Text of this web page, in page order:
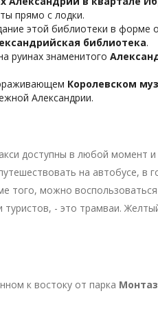
прямо с лодки.
этой библиотеки в форме
библиотека.
руинах знаменитого
Королевском
Александрии.
доступны в любой момент
на автобусе, в
того, можно
- это трамваи.
к востоку от парка